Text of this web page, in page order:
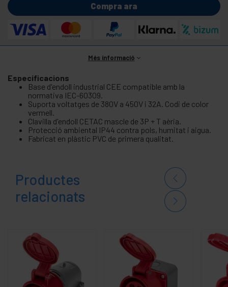
Compra ara
Més informació
Especificacions
Base d'endoll industrial CEE compatible amb la
normativa IEC-60309.
Suporta voltatges de 380V a 450V i 32A. Codi de color
vermell.
Clavilla d'endoll CETAC mascle de 3P + T aèria.
Protecció ambiental IP44 contra pols, humitat i aigua.
Fabricat en plàstic PVC de primera qualitat.
Productes
relacionats